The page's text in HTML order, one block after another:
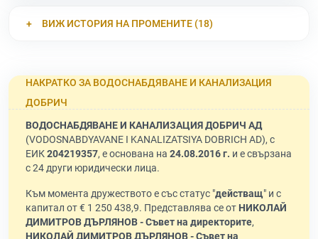
ВИЖ ИСТОРИЯ НА ПРОМЕНИТЕ (18)
НАКРАТКО ЗА ВОДОСНАБДЯВАНЕ И КАНАЛИЗАЦИЯ
ДОБРИЧ
ВОДОСНАБДЯВАНЕ И КАНАЛИЗАЦИЯ ДОБРИЧ АД
(VODOSNABDYAVANE I KANALIZATSIYA DOBRICH AD), с
ЕИК204219357, е основана на 24.08.2016 г. и е свързана
с 24 други юридически лица.
Към момента дружеството е със статус "действащ" и с
капитал от € 1 250 438,9. Представлява се от НИКОЛАЙ
ДИМИТРОВ ДЪРЛЯНОВ - Съвет на директорите,
НИКОЛАЙ ДИМИТРОВ ДЪРЛЯНОВ - Съвет на